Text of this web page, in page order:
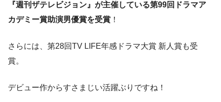
『週刊ザテレビジョン』が主催している第99回ドラマア
カデミー賞助演男優賞を受賞 ！
さらには、 第28回TV LIFE年感ドラマ大賞 新人賞も受
賞。
デビュー作からすさまじい活躍ぶりですね！